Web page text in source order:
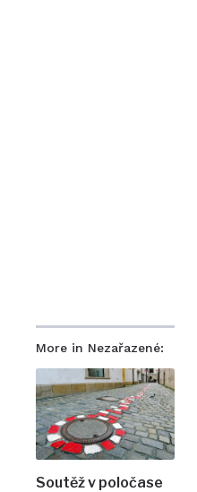
More in Nezařazené:
Soutěž v poločase